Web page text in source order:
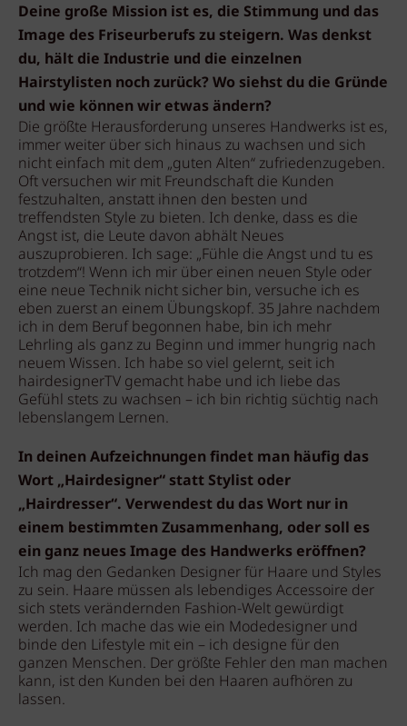
Deine große Mission ist es, die Stimmung und das
Image des Friseurberufs zu steigern. Was denkst
du, hält die Industrie und die einzelnen
Hairstylisten noch zurück? Wo siehst du die Gründe
und wie können wir etwas ändern?
Die größte Herausforderung unseres Handwerks ist es,
immer weiter über sich hinaus zu wachsen und sich
nicht einfach mit dem „guten Alten“ zufriedenzugeben.
Oft versuchen wir mit Freundschaft die Kunden
festzuhalten, anstatt ihnen den besten und
treffendsten Style zu bieten. Ich denke, dass es die
Angst ist, die Leute davon abhält Neues
auszuprobieren. Ich sage: „Fühle die Angst und tu es
trotzdem“! Wenn ich mir über einen neuen Style oder
eine neue Technik nicht sicher bin, versuche ich es
eben zuerst an einem Übungskopf. 35 Jahre nachdem
ich in dem Beruf begonnen habe, bin ich mehr
Lehrling als ganz zu Beginn und immer hungrig nach
neuem Wissen. Ich habe so viel gelernt, seit ich
hairdesignerTV gemacht habe und ich liebe das
Gefühl stets zu wachsen – ich bin richtig süchtig nach
lebenslangem Lernen.
In deinen Aufzeichnungen findet man häufig das
Wort „Hairdesigner“ statt Stylist oder
„Hairdresser“. Verwendest du das Wort nur in
einem bestimmten Zusammenhang, oder soll es
ein ganz neues Image des Handwerks eröffnen?
Ich mag den Gedanken Designer für Haare und Styles
zu sein. Haare müssen als lebendiges Accessoire der
sich stets verändernden Fashion-Welt gewürdigt
werden. Ich mache das wie ein Modedesigner und
binde den Lifestyle mit ein – ich designe für den
ganzen Menschen. Der größte Fehler den man machen
kann, ist den Kunden bei den Haaren aufhören zu
lassen.